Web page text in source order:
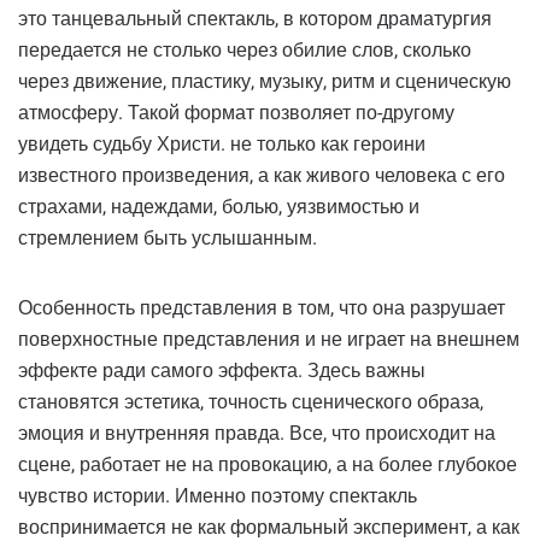
это танцевальный спектакль, в котором драматургия
передается не столько через обилие слов, сколько
через движение, пластику, музыку, ритм и сценическую
атмосферу. Такой формат позволяет по-другому
увидеть судьбу Христи. не только как героини
известного произведения, а как живого человека с его
страхами, надеждами, болью, уязвимостью и
стремлением быть услышанным.
Особенность представления в том, что она разрушает
поверхностные представления и не играет на внешнем
эффекте ради самого эффекта. Здесь важны
становятся эстетика, точность сценического образа,
эмоция и внутренняя правда. Все, что происходит на
сцене, работает не на провокацию, а на более глубокое
чувство истории. Именно поэтому спектакль
воспринимается не как формальный эксперимент, а как